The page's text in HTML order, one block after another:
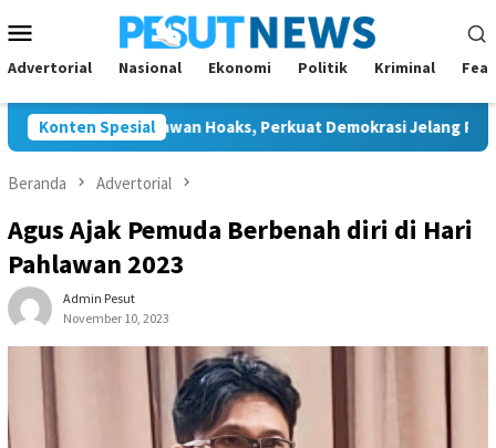
ke
kontenMobile
Advertorial Nasional Ekonomi Politik Kriminal
Konten Spesial
Lawan Hoaks, Perkuat Demokrasi Jelang Pemilu 2029
Beranda Advertorial
Agus Ajak Pemuda Berbenah diri di Hari
Pahlawan 2023
Admin Pesut
November 10, 2023